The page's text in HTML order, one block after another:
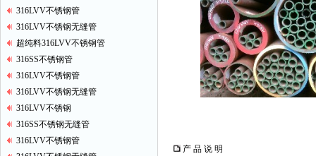
316LVV不锈钢管
316LVV不锈钢无缝管
超纯料316LVV不锈钢管
316SS不锈钢管
316LVV不锈钢管
316LVV不锈钢无缝管
316LVV不锈钢
316SS不锈钢无缝管
316LVV不锈钢管
产 品 说 明